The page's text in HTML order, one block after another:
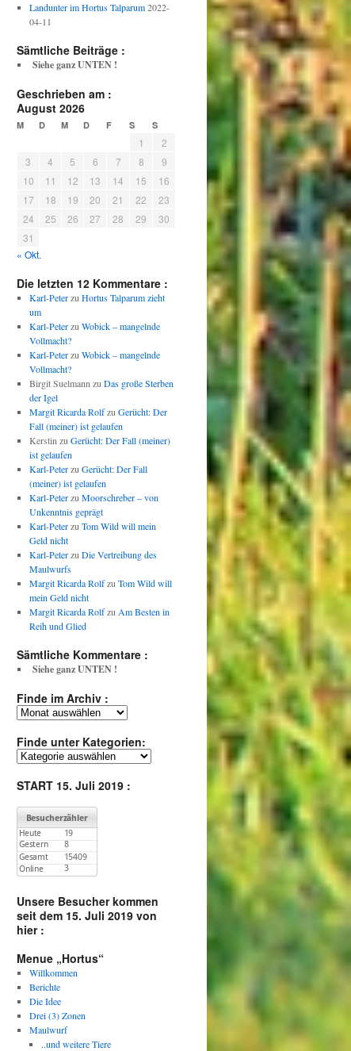
Landunter im Hortus Talparum 2022-
04-11
Sämtliche Beiträge :
Siehe ganz UNTEN !
Geschrieben am :
August 2026
M D M D F S S
1
2
3
4 5 6 7 8
9
10
11 12 13 14 15
16
17
18 19 20 21 22
23
24
25 26 27 28 29
30
31
« Okt.
Die letzten 12 Kommentare :
Karl-Peterzu Hortus Talparum zieht
um
Karl-Peterzu Wobick – mangelnde
Vollmacht?
Karl-Peterzu Wobick – mangelnde
Vollmacht?
Birgit Suelmann zu Das große Sterben
der Igel
Margit Ricarda Rolfzu Gerücht: Der
Fall (meiner) ist gelaufen
Kerstin zu Gerücht: Der Fall (meiner)
ist gelaufen
Karl-Peterzu Gerücht: Der Fall
(meiner) ist gelaufen
Karl-Peterzu Moorschreber – von
Unkenntnis geprägt
Karl-Peterzu Tom Wild will mein
Geld nicht
Karl-Peterzu Die Vertreibung des
Maulwurfs
Margit Ricarda Rolfzu Tom Wild will
mein Geld nicht
Margit Ricarda Rolfzu Am Besten in
Reih und Glied
Sämtliche Kommentare :
Siehe ganz UNTEN !
Finde im Archiv :
Finde
Archiv
Finde unter Kategorien:
Finde
Kategorien:
START 15. Juli 2019 :
Unsere Besucher kommen
seit dem 15. Juli 2019 von
hier :
Menue „Hortus“
Willkommen
Berichte
Die Idee
Drei (3) Zonen
Maulwurf
..und weitere Tiere